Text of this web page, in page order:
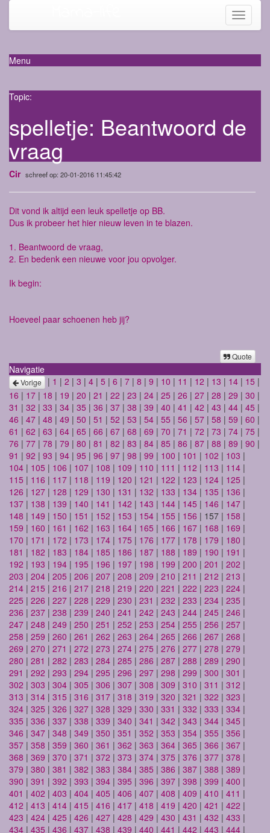
Toggle
Menu
Topic:
spelletje: Beantwoord de
vraag
Cir schreef op: 20-01-2016 11:45:42
Dit vond ik altijd een leuk spelletje op BB.
Dus ik probeer het hier nieuw leven in te blazen.
1. Beantwoord de vraag,
2. En bedenk een nieuwe voor jou opvolger.
Ik begin:
Hoeveel paar schoenen heb jij?
Quote
Navigatie
Vorige | 1 | 2 | 3 | 4 | 5 | 6 | 7 | 8 | 9 | 10 | 11 | 12 | 13 | 14 | 15 |
16 | 17 | 18 | 19 | 20 | 21 | 22 | 23 | 24 | 25 | 26 | 27 | 28 | 29 | 30 |
31 | 32 | 33 | 34 | 35 | 36 | 37 | 38 | 39 | 40 | 41 | 42 | 43 | 44 | 45 |
46 | 47 | 48 | 49 | 50 | 51 | 52 | 53 | 54 | 55 | 56 | 57 | 58 | 59 | 60 |
61 | 62 | 63 | 64 | 65 | 66 | 67 | 68 | 69 | 70 | 71 | 72 | 73 | 74 | 75 |
76 | 77 | 78 | 79 | 80 | 81 | 82 | 83 | 84 | 85 | 86 | 87 | 88 | 89 | 90 |
91 | 92 | 93 | 94 | 95 | 96 | 97 | 98 | 99 | 100 | 101 | 102 | 103 |
104 | 105 | 106 | 107 | 108 | 109 | 110 | 111 | 112 | 113 | 114 |
115 | 116 | 117 | 118 | 119 | 120 | 121 | 122 | 123 | 124 | 125 |
126 | 127 | 128 | 129 | 130 | 131 | 132 | 133 | 134 | 135 | 136 |
137 | 138 | 139 | 140 | 141 | 142 | 143 | 144 | 145 | 146 | 147 |
148 | 149 | 150 | 151 | 152 | 153 | 154 | 155 | 156 | 157 | 158 |
159 | 160 | 161 | 162 | 163 | 164 | 165 | 166 | 167 | 168 | 169 |
170 | 171 | 172 | 173 | 174 | 175 | 176 | 177 | 178 | 179 | 180 |
181 | 182 | 183 | 184 | 185 | 186 | 187 | 188 | 189 | 190 | 191 |
192 | 193 | 194 | 195 | 196 | 197 | 198 | 199 | 200 | 201 | 202 |
203 | 204 | 205 | 206 | 207 | 208 | 209 | 210 | 211 | 212 | 213 |
214 | 215 | 216 | 217 | 218 | 219 | 220 | 221 | 222 | 223 | 224 |
225 | 226 | 227 | 228 | 229 | 230 | 231 | 232 | 233 | 234 | 235 |
236 | 237 | 238 | 239 | 240 | 241 | 242 | 243 | 244 | 245 | 246 |
247 | 248 | 249 | 250 | 251 | 252 | 253 | 254 | 255 | 256 | 257 |
258 | 259 | 260 | 261 | 262 | 263 | 264 | 265 | 266 | 267 | 268 |
269 | 270 | 271 | 272 | 273 | 274 | 275 | 276 | 277 | 278 | 279 |
280 | 281 | 282 | 283 | 284 | 285 | 286 | 287 | 288 | 289 | 290 |
291 | 292 | 293 | 294 | 295 | 296 | 297 | 298 | 299 | 300 | 301 |
302 | 303 | 304 | 305 | 306 | 307 | 308 | 309 | 310 | 311 | 312 |
313 | 314 | 315 | 316 | 317 | 318 | 319 | 320 | 321 | 322 | 323 |
324 | 325 | 326 | 327 | 328 | 329 | 330 | 331 | 332 | 333 | 334 |
335 | 336 | 337 | 338 | 339 | 340 | 341 | 342 | 343 | 344 | 345 |
346 | 347 | 348 | 349 | 350 | 351 | 352 | 353 | 354 | 355 | 356 |
357 | 358 | 359 | 360 | 361 | 362 | 363 | 364 | 365 | 366 | 367 |
368 | 369 | 370 | 371 | 372 | 373 | 374 | 375 | 376 | 377 | 378 |
379 | 380 | 381 | 382 | 383 | 384 | 385 | 386 | 387 | 388 | 389 |
390 | 391 | 392 | 393 | 394 | 395 | 396 | 397 | 398 | 399 | 400 |
401 | 402 | 403 | 404 | 405 | 406 | 407 | 408 | 409 | 410 | 411 |
412 | 413 | 414 | 415 | 416 | 417 | 418 | 419 | 420 | 421 | 422 |
423 | 424 | 425 | 426 | 427 | 428 | 429 | 430 | 431 | 432 | 433 |
434 | 435 | 436 | 437 | 438 | 439 | 440 | 441 | 442 | 443 | 444 |